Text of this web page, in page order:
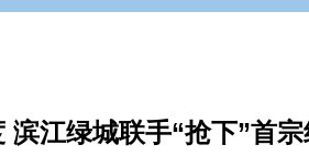
滨江绿城联手“抢下”首